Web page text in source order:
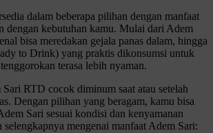
dalam beberapa pilihan dengan manfaat
dengan kebutuhan kamu. Mulai dari Adem
bisa meredakan gejala panas dalam, hingga
to Drink) yang praktis dikonsumsi untuk
terasa lebih nyaman.
Sari RTD cocok diminum saat atau setelah
Dengan pilihan yang beragam, kamu bisa
Sari sesuai kondisi dan kenyamanan
mengenai manfaat Adem Sari: